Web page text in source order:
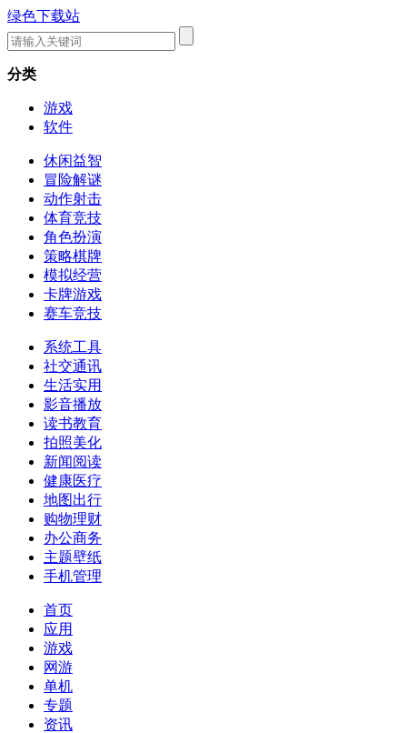
绿色下载站
分类
游戏
软件
休闲益智
冒险解谜
动作射击
体育竞技
角色扮演
策略棋牌
模拟经营
卡牌游戏
赛车竞技
系统工具
社交通讯
生活实用
影音播放
读书教育
拍照美化
新闻阅读
健康医疗
地图出行
购物理财
办公商务
主题壁纸
手机管理
首页
应用
游戏
网游
单机
专题
资讯